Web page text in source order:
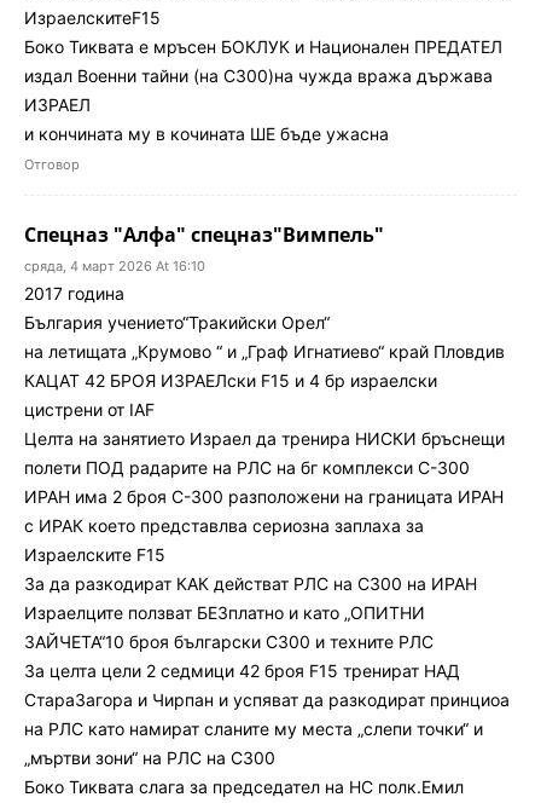
ИзраелскитеF15
Боко Тиквата е мръсен БОКЛУК и Национален ПРЕДАТЕЛ
издал Военни тайни (на С300)на чужда вража държава
ИЗРАЕЛ
и кончината му в кочината ШЕ бъде ужасна
Отговор
Спецназ "Алфа" спецназ"Вимпель"
сряда, 4 март 2026 At 16:10
2017 година
България учението“Тракийски Орел“
на летищата „Крумово “ и „Граф Игнатиево“ край Пловдив
КАЦАТ 42 БРОЯ ИЗРАЕЛски F15 и 4 бр израелски
цистрени от IAF
Целта на занятието Израел да тренира НИСКИ бръснещи
полети ПОД радарите на РЛС на бг комплекси С-300
ИРАН има 2 броя С-300 разположени на границата ИРАН
с ИРАК което представлва сериозна заплаха за
Израелските F15
За да разкодират КАК действат РЛС на С300 на ИРАН
Израелците ползват БЕЗплатно и като „ОПИТНИ
ЗАЙЧЕТА“10 броя български С300 и техните РЛС
За целта цели 2 седмици 42 броя F15 тренират НАД
СтараЗагора и Чирпан и успяват да разкодират принциоа
на РЛС като намират сланите му места „слепи точки“ и
„мъртви зони“ на РЛС на С300
Боко Тиквата слага за председател на НС полк.Емил